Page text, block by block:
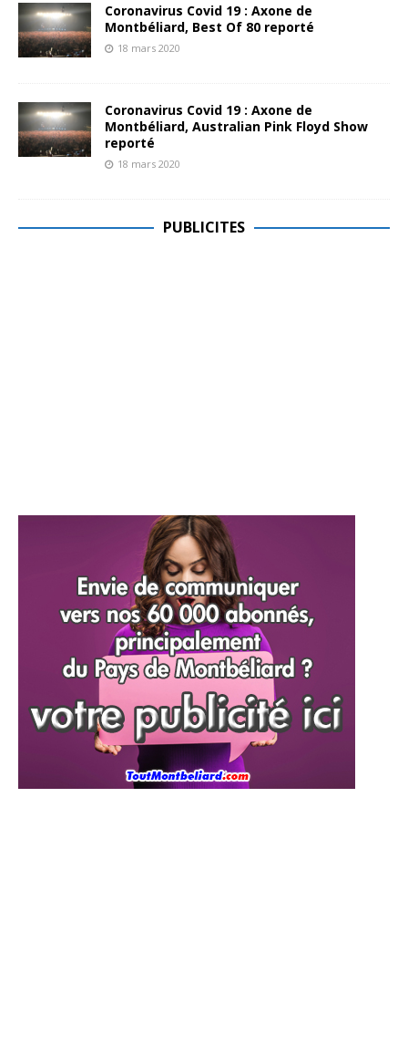
Coronavirus Covid 19 : Axone de
Montbéliard, Best Of 80 reporté
18 mars 2020
Coronavirus Covid 19 : Axone de
Montbéliard, Australian Pink Floyd Show
reporté
18 mars 2020
PUBLICITES